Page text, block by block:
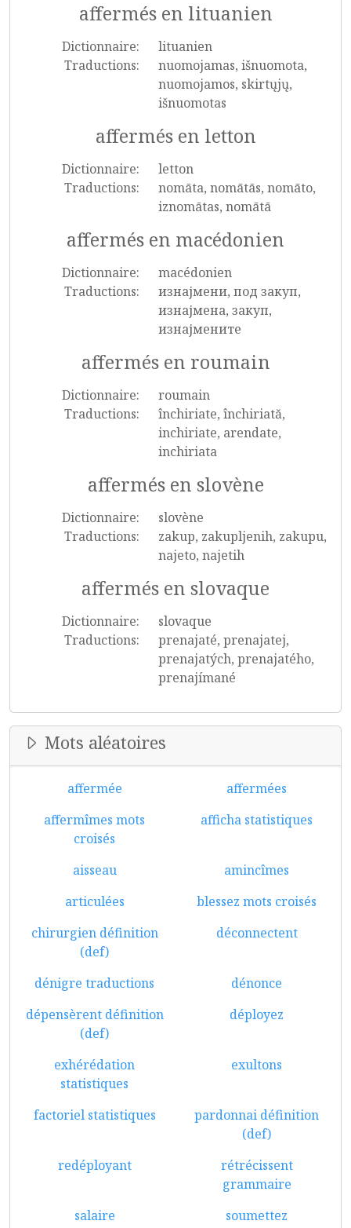
affermés en lituanien
Dictionnaire:
lituanien
Traductions:
nuomojamas, išnuomota,
nuomojamos, skirtųjų,
išnuomotas
affermés en letton
Dictionnaire:
letton
Traductions:
nomāta, nomātās, nomāto,
iznomātas, nomātā
affermés en macédonien
Dictionnaire:
macédonien
Traductions:
изнајмени, под закуп,
изнајмена, закуп,
изнајмените
affermés en roumain
Dictionnaire:
roumain
Traductions:
închiriate, închiriată,
inchiriate, arendate,
inchiriata
affermés en slovène
Dictionnaire:
slovène
Traductions:
zakup, zakupljenih, zakupu,
najeto, najetih
affermés en slovaque
Dictionnaire:
slovaque
Traductions:
prenajaté, prenajatej,
prenajatých, prenajatého,
prenajímané
Mots aléatoires
affermée
affermées
affermîmes mots
croisés
afficha statistiques
aisseau
amincîmes
articulées
blessez mots croisés
chirurgien définition
(def)
déconnectent
dénigre traductions
dénonce
dépensèrent définition
(def)
déployez
exhérédation
statistiques
exultons
factoriel statistiques
pardonnai définition
(def)
redéployant
rétrécissent
grammaire
salaire
soumettez